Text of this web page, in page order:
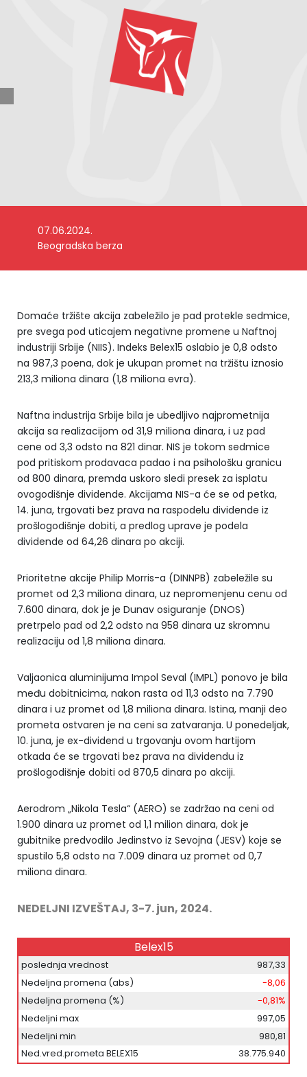
07.06.2024.
Beogradska berza
Domaće tržište akcija zabeležilo je pad protekle sedmice,
pre svega pod uticajem negativne promene u Naftnoj
industriji Srbije (NIIS). Indeks Belex15 oslabio je 0,8 odsto
na 987,3 poena, dok je ukupan promet na tržištu iznosio
213,3 miliona dinara (1,8 miliona evra).
Naftna industrija Srbije bila je ubedljivo najprometnija
akcija sa realizacijom od 31,9 miliona dinara, i uz pad
cene od 3,3 odsto na 821 dinar. NIS je tokom sedmice
pod pritiskom prodavaca padao i na psihološku granicu
od 800 dinara, premda uskoro sledi presek za isplatu
ovogodišnje dividende. Akcijama NIS-a će se od petka,
14. juna, trgovati bez prava na raspodelu dividende iz
prošlogodišnje dobiti, a predlog uprave je podela
dividende od 64,26 dinara po akciji.
Prioritetne akcije Philip Morris-a (DINNPB) zabeležile su
promet od 2,3 miliona dinara, uz nepromenjenu cenu od
7.600 dinara, dok je je Dunav osiguranje (DNOS)
pretrpelo pad od 2,2 odsto na 958 dinara uz skromnu
realizaciju od 1,8 miliona dinara.
Valjaonica aluminijuma Impol Seval (IMPL) ponovo je bila
među dobitnicima, nakon rasta od 11,3 odsto na 7.790
dinara i uz promet od 1,8 miliona dinara. Istina, manji deo
prometa ostvaren je na ceni sa zatvaranja. U ponedeljak,
10. juna, je ex-dividend u trgovanju ovom hartijom
otkada će se trgovati bez prava na dividendu iz
prošlogodišnje dobiti od 870,5 dinara po akciji.
Aerodrom „Nikola Tesla“ (AERO) se zadržao na ceni od
1.900 dinara uz promet od 1,1 milion dinara, dok je
gubitnike predvodilo Jedinstvo iz Sevojna (JESV) koje se
spustilo 5,8 odsto na 7.009 dinara uz promet od 0,7
miliona dinara.
NEDELJNI IZVEŠTAJ, 3-7. jun, 2024.
Belex15
poslednja vrednost
987,33
Nedeljna promena (abs)
-8,06
Nedeljna promena (%)
-0,81%
Nedeljni max
997,05
Nedeljni min
980,81
Ned.vred.prometa BELEX15
38.775.940